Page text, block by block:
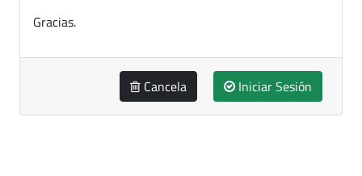
Gracias.
Cancela Iniciar Sesión